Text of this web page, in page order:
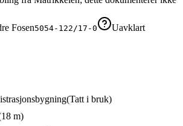
Fosen5054-122/17-0
Uavklart
(Tatt i bruk)
m)